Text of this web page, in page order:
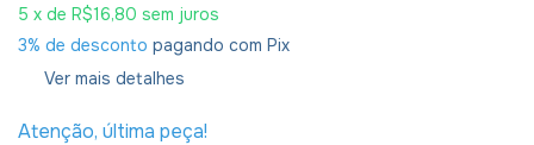
5 x de R$16,80 sem juros
3% de desconto pagando com Pix
Ver mais detalhes
Atenção, última peça!